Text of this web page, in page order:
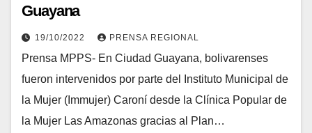
Guayana
19/10/2022 PRENSA REGIONAL
Prensa MPPS- En Ciudad Guayana, bolivarenses
fueron intervenidos por parte del Instituto Municipal de
la Mujer (Immujer) Caroní desde la Clínica Popular de
la Mujer Las Amazonas gracias al Plan…